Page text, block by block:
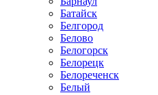
Батайск
Белгород
Белово
Белогорск
Белорецк
Белореченск
Белый